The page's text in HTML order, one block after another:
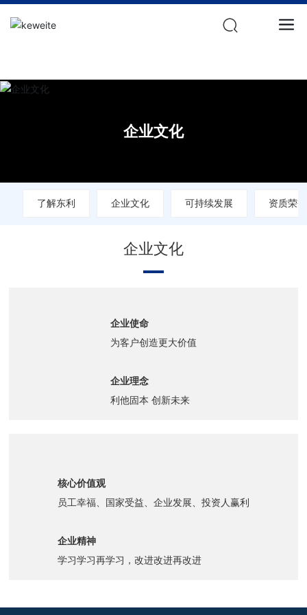
星空体育(中国)官方网站
企业文化
了解东利 企业文化 可持续发展 资质荣誉
企业文化
企业使命
为客户创造更大价值
企业理念
利他固本 创新未来
核心价值观
员工幸福、国家受益、企业发展、投资人赢利
企业精神
学习学习再学习，改进改进再改进